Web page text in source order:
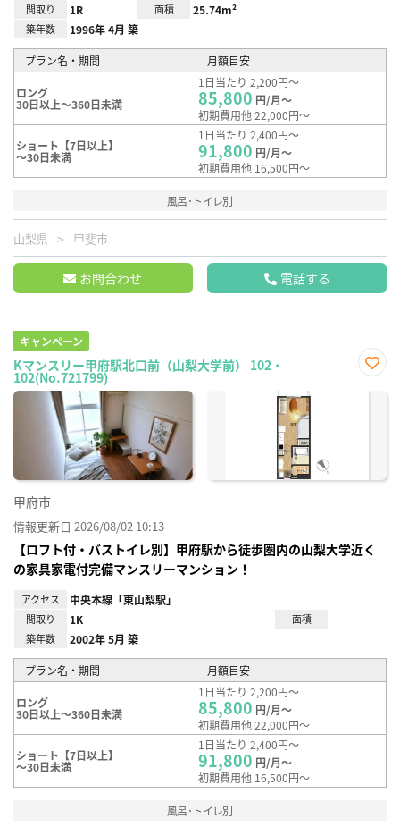
間取り 1R 面積 25.74m²
築年数 1996年 4月 築
プラン名・期間 月額目安
ロング
30日以上～360日未満
1日当たり 2,200円～
85,800 円/月～
初期費用他 22,000円～
ショート【7日以上】
～30日未満
1日当たり 2,400円～
91,800 円/月～
初期費用他 16,500円～
風呂･トイレ別
山梨県 甲斐市
お問合わせ 電話する
キャンペーン
Kマンスリー甲府駅北口前（山梨大学前） 102・
102(No.721799)
に入
甲府市
情報更新日 2026/08/02 10:13
【ロフト付・バストイレ別】甲府駅から徒歩圏内の山梨大学近く
の家具家電付完備マンスリーマンション！
アクセス 中央本線「東山梨駅」
間取り 1K
面積
築年数
2002年 5月 築
プラン名・期間 月額目安
ロング
30日以上～360日未満
1日当たり 2,200円～
85,800 円/月～
初期費用他 22,000円～
ショート【7日以上】
～30日未満
1日当たり 2,400円～
91,800 円/月～
初期費用他 16,500円～
風呂･トイレ別